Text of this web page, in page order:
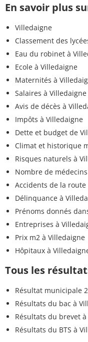
En savoir plus
Villedaigne
Classement des
Eau du robinet à
Ecole à Villedaigne
Maternités à
Salaires à Villedaigne
Avis de décès à
Impôts à Villedaigne
Dette et budget de
Climat et historique
Risques naturels à
Nombre de
Accidents de la
Délinquance à
Prénoms donnés
Entreprises à
Prix m2 à Villedaigne
Hôpitaux à
Tous les
Résultat municipale
Résultats du bac à
Résultats du brevet
Résultats du BTS à